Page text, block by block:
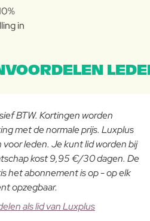
in
BTW. Kortingen worden
met de normale prijs. Luxplus
leden. Je kunt lid worden bij
kost 9,95 €/30 dagen. De
het abonnement is op - op elk
opzegbaar.
als lid van Luxplus